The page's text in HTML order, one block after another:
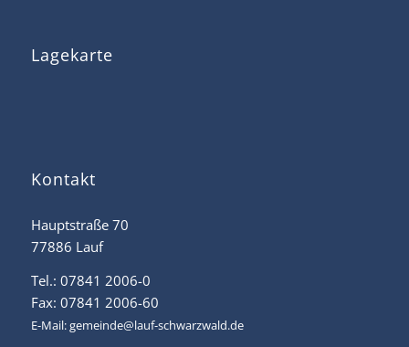
Lagekarte
Kontakt
Hauptstraße 70
77886 Lauf
Tel.: 07841 2006-0
Fax: 07841 2006-60
E-Mail:gemeinde@lauf-schwarzwald.de